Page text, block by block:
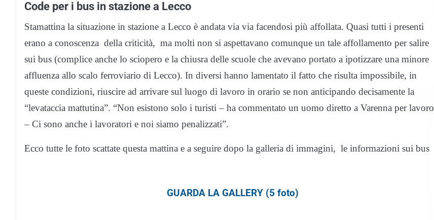
Code per i bus in stazione a Lecco
Stamattina la situazione in stazione a Lecco è andata via via facendosi più affollata. Quasi tutti i presenti
erano a conoscenza della criticità, ma molti non si aspettavano comunque un tale affollamento per salire
sui bus (complice anche lo sciopero e la chiusra delle scuole che avevano portato a ipotizzare una minore
affluenza allo scalo ferroviario di Lecco). In diversi hanno lamentato il fatto che risulta impossibile, in
queste condizioni, riuscire ad arrivare sul luogo di lavoro in orario se non anticipando decisamente la
“levataccia mattutina”. “Non esistono solo i turisti – ha commentato un uomo diretto a Varenna per lavoro
– Ci sono anche i lavoratori e noi siamo penalizzati”.
Ecco tutte le foto scattate questa mattina e a seguire dopo la galleria di immagini, le informazioni sui bus
GUARDA LA GALLERY (5 foto)